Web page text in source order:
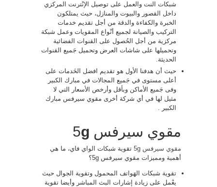
شبكات النت والعمل على توصيل الإنْترنت المركزي
داخل القصور والبيوت والمنازل، حيث يمتلكون
الخبرة والكفاءة والدقة من أجل تقديم خدمات
التركيب والصيانة لجميع أنْواع المقويات وعمل شبكة
مركزية من أجل الحُصول على القنوات الفضائية
وتحميلها على شاشات العرض وتحميل جَميع القنوات
الحديثة.
حيث أن هدفنا الأول هو تقديم افضل الخَدمات على
أعلى مستوى في جَميع المجالات في مبارك الكبير
وفى جَميع الأماكن وبأقل وأرخص الأسعار التي لا
مثيل لها في أي شركة أخرى مقوي سيرفس مبارك
الكبير .
مقوي سيرفس 5 g
مقوي سيرفس 5g
تقوية شبكات الواي فاي، ما هي
أهمية ومميزات مقوي سيرفس 5g؟
تقوية شبكات الهَواتف المحمول وتقوية الجوال حيث
يعْمل على زيادة إشارات البث المباشر وأيضا تقوية